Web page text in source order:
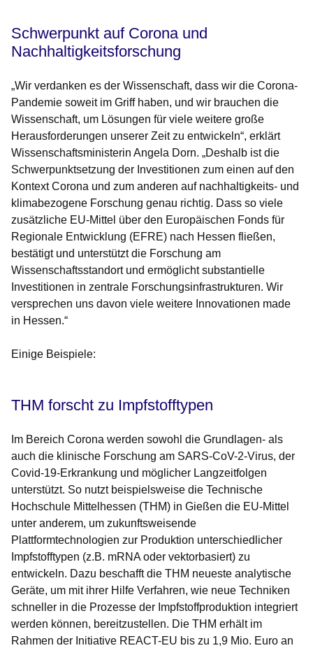
Schwerpunkt auf Corona und
Nachhaltigkeitsforschung
„Wir verdanken es der Wissenschaft, dass wir die Corona-
Pandemie soweit im Griff haben, und wir brauchen die
Wissenschaft, um Lösungen für viele weitere große
Herausforderungen unserer Zeit zu entwickeln“, erklärt
Wissenschaftsministerin Angela Dorn. „Deshalb ist die
Schwerpunktsetzung der Investitionen zum einen auf den
Kontext Corona und zum anderen auf nachhaltigkeits- und
klimabezogene Forschung genau richtig. Dass so viele
zusätzliche EU-Mittel über den Europäischen Fonds für
Regionale Entwicklung (EFRE) nach Hessen fließen,
bestätigt und unterstützt die Forschung am
Wissenschaftsstandort und ermöglicht substantielle
Investitionen in zentrale Forschungsinfrastrukturen. Wir
versprechen uns davon viele weitere Innovationen made
in Hessen.“
Einige Beispiele:
THM forscht zu Impfstofftypen
Im Bereich Corona werden sowohl die Grundlagen- als
auch die klinische Forschung am SARS-CoV-2-Virus, der
Covid-19-Erkrankung und möglicher Langzeitfolgen
unterstützt. So nutzt beispielsweise die Technische
Hochschule Mittelhessen (THM) in Gießen die EU-Mittel
unter anderem, um zukunftsweisende
Plattformtechnologien zur Produktion unterschiedlicher
Impfstofftypen (z.B. mRNA oder vektorbasiert) zu
entwickeln. Dazu beschafft die THM neueste analytische
Geräte, um mit ihrer Hilfe Verfahren, wie neue Techniken
schneller in die Prozesse der Impfstoffproduktion integriert
werden können, bereitzustellen. Die THM erhält im
Rahmen der Initiative REACT-EU bis zu 1,9 Mio. Euro an